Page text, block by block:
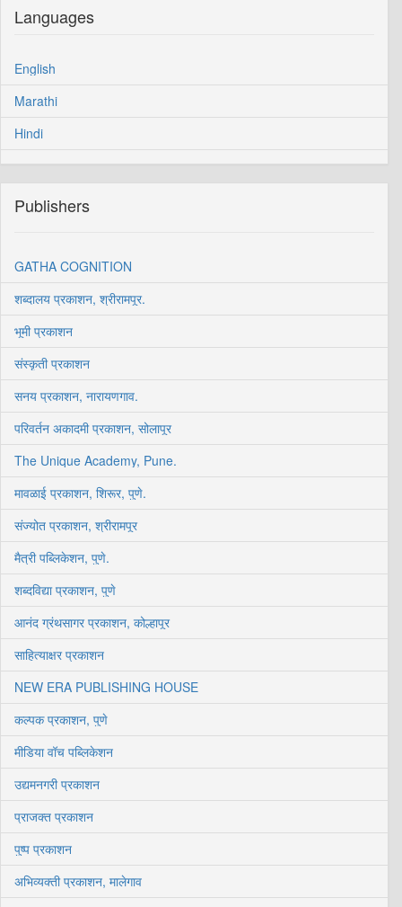
Languages
English
Marathi
Hindi
Publishers
GATHA COGNITION
शब्दालय प्रकाशन, श्रीरामपूर.
भूमी प्रकाशन
संस्कृती प्रकाशन
सनय प्रकाशन, नारायणगाव.
परिवर्तन अकादमी प्रकाशन, सोलापूर
The Unique Academy, Pune.
मावळाई प्रकाशन, शिरूर, पुणे.
संज्योत प्रकाशन, श्रीरामपूर
मैत्री पब्लिकेशन, पुणे.
शब्दविद्या प्रकाशन, पुणे
आनंद ग्रंथसागर प्रकाशन, कोल्हापूर
साहित्याक्षर प्रकाशन
NEW ERA PUBLISHING HOUSE
कल्पक प्रकाशन, पुणे
मीडिया वॉच पब्लिकेशन
उद्यमनगरी प्रकाशन
प्राजक्त प्रकाशन
पुष्प प्रकाशन
अभिव्यक्ती प्रकाशन, मालेगाव